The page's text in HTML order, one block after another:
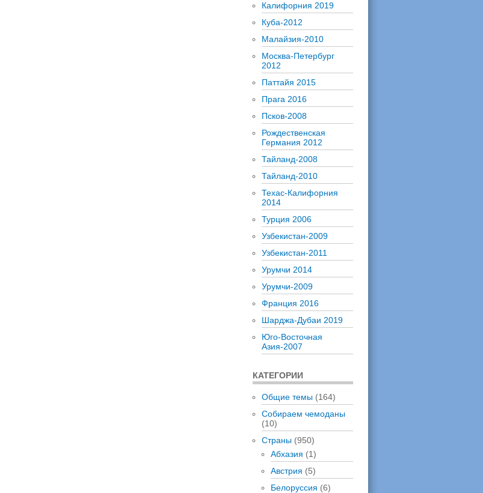
Калифорния 2019
Куба-2012
Малайзия-2010
Москва-Петербург
2012
Паттайя 2015
Прага 2016
Псков-2008
Рождественская
Германия 2012
Тайланд-2008
Тайланд-2010
Техас-Калифорния
2014
Турция 2006
Узбекистан-2009
Узбекистан-2011
Урумчи 2014
Урумчи-2009
Франция 2016
Шарджа-Дубаи 2019
Юго-Восточная
Азия-2007
КАТЕГОРИИ
Общие темы (164)
Собираем чемоданы
(10)
Страны (950)
Абхазия (1)
Австрия (5)
Белоруссия (6)